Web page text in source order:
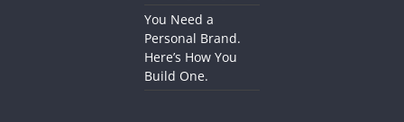
You Need a
Personal Brand.
Here’s How You
Build One.